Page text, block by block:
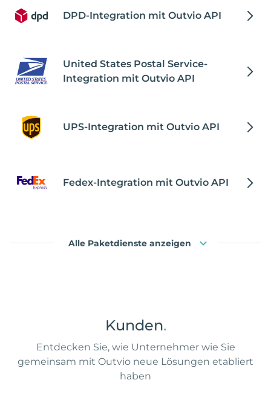
DPD-Integration mit Outvio API
United States Postal Service-
Integration mit Outvio API
UPS-Integration mit Outvio API
Fedex-Integration mit Outvio API
Alle Paketdienste anzeigen
Kunden.
Entdecken Sie, wie Unternehmer wie Sie
gemeinsam mit Outvio neue Lösungen etabliert
haben